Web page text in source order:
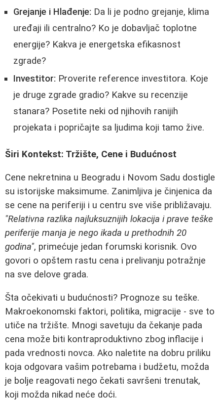
Grejanje i Hlađenje: Da li je podno grejanje, klima
uređaji ili centralno? Ko je dobavljač toplotne
energije? Kakva je energetska efikasnost
zgrade?
Investitor: Proverite reference investitora. Koje
je druge zgrade gradio? Kakve su recenzije
stanara? Posetite neki od njihovih ranijih
projekata i popričajte sa ljudima koji tamo žive.
Širi Kontekst: Tržište, Cene i Budućnost
Cene nekretnina u Beogradu i Novom Sadu dostigle
su istorijske maksimume. Zanimljiva je činjenica da
se cene na periferiji i u centru sve više približavaju.
"Relativna razlika najluksuznijih lokacija i prave teške
periferije manja je nego ikada u prethodnih 20
godina", primećuje jedan forumski korisnik. Ovo
govori o opštem rastu cena i prelivanju potražnje
na sve delove grada.
Šta očekivati u budućnosti? Prognoze su teške.
Makroekonomski faktori, politika, migracije - sve to
utiče na tržište. Mnogi savetuju da čekanje pada
cena može biti kontraproduktivno zbog inflacije i
pada vrednosti novca. Ako naletite na dobru priliku
koja odgovara vašim potrebama i budžetu, možda
je bolje reagovati nego čekati savršeni trenutak,
koji možda nikad neće doći.